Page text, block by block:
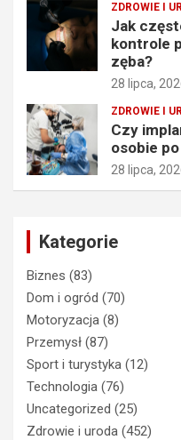
ZDROWIE I
Jak
kontrole
zęba?
28 lipca,
ZDROWIE I
Czy
osobie
28 lipca,
Kategorie
Biznes (83)
Dom i ogród (70)
Motoryzacja (8)
Przemysł (87)
Sport i turystyka (12)
Technologia (76)
Uncategorized (25)
Zdrowie i uroda (452)